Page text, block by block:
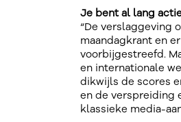
Je bent al lang
“De verslaggeving
maandagkrant en
voorbijgestreefd.
en internationale
dikwijls de scores
en de verspreiding
klassieke media-